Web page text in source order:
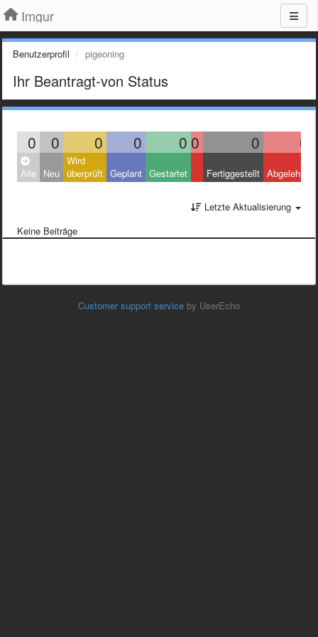
Imgur
Benutzerprofil pigeoning
Ihr Beantragt-von Status
0 0 0 0 0 0 0 0
Alle Neu
Wird
überprüft Geplant Gestartet Fertiggestellt Abgelehnt
Letzte Aktualisierung
Keine Beiträge
Customer support service by UserEcho